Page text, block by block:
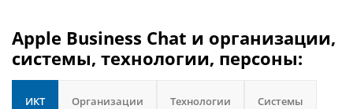
Apple Business Chat и организации,
системы, технологии, персоны:
ИКТ Организации Технологии Системы